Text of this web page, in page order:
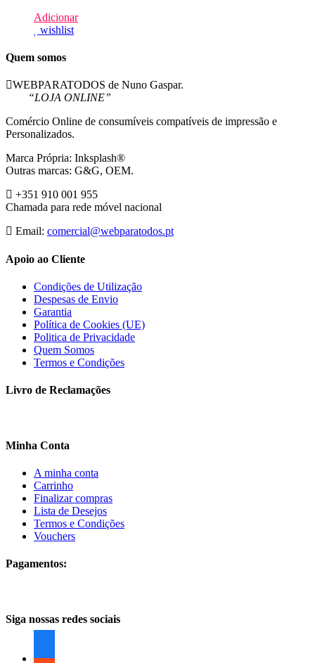
Adicionar
wishlist
Quem somos
WEBPARATODOS de Nuno Gaspar.
“LOJA ONLINE”
Comércio Online de consumíveis compatíveis de impressão e
Personalizados.
Marca Própria: Inksplash®
Outras marcas: G&G, OEM.
+351 910 001 955
Chamada para rede móvel nacional
Email: comercial@webparatodos.pt
Apoio ao Cliente
Condições de Utilização
Despesas de Envio
Garantia
Política de Cookies (UE)
Politica de Privacidade
Quem Somos
Termos e Condições
Livro de Reclamações
Minha Conta
A minha conta
Carrinho
Finalizar compras
Lista de Desejos
Termos e Condições
Vouchers
Pagamentos:
Siga nossas redes sociais